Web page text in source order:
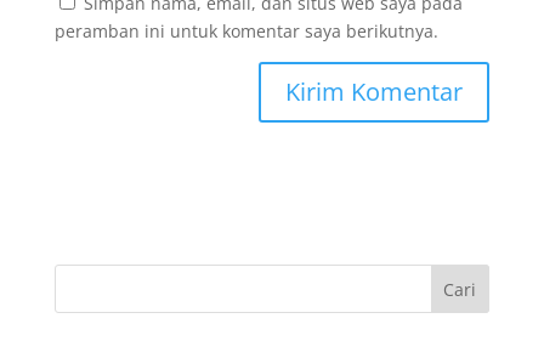
peramban ini untuk komentar saya berikutnya.
Cari